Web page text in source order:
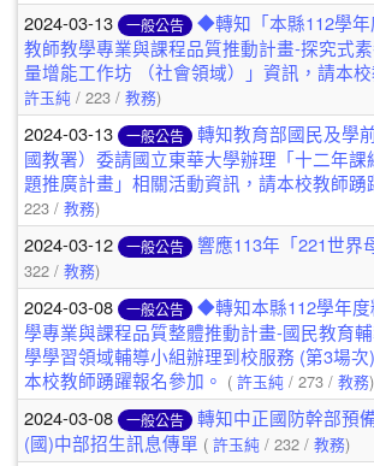
2024-03-13 一般公告
◆轉知「本縣112學
教師教學專業與課程品質推動計畫-探究式
量增能工作坊 （社會領域）」資訊，請本
許玉純 / 223 / 教務)
2024-03-13 一般公告
轉知教育部國民及學
國教署）委請國立東華大學辦理「十二年課
題推廣計畫」相關活動資訊，請本校教師踴
223 / 教務)
2024-03-12 一般公告 響應113年「221世界
322 / 教務)
2024-03-08 一般公告
◆轉知本縣112學年
學專業與課程品質整體推動計畫-國民教育
學學習領域輔導小組辦理到校服務 (第3場
本校教師踴躍報名參加。 ( 許玉純 / 273 / 教務)
2024-03-08 一般公告
轉知中正國防幹部預
(國)中部招生訊息傳單 ( 許玉純 / 232 / 教務)